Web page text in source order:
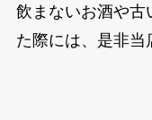
飲まないお酒や古
た際には、是非当